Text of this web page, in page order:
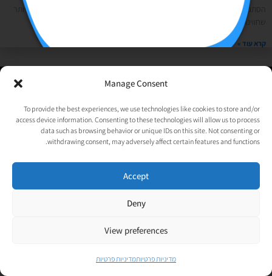
Manage Consent
To provide the best experiences, we use technologies like cookies to store and/or
access device information. Consenting to these technologies will allow us to process
data such as browsing behavior or unique IDs on this site. Not consenting or
withdrawing consent, may adversely affect certain features and functions.
Accept
Deny
View preferences
מדיניות פרטיותמדיניות פרטיות
הסתגרנו והסתגלנו. ועכשיו אפשר להתחיל לסכם את אחת השנים המטלטלות ביותר
שחווינו- הן
קרא עוד »
© כל הזכויות שמורות לאורטל גנות-אפלבוים |מדיניות פרטיות
psycat